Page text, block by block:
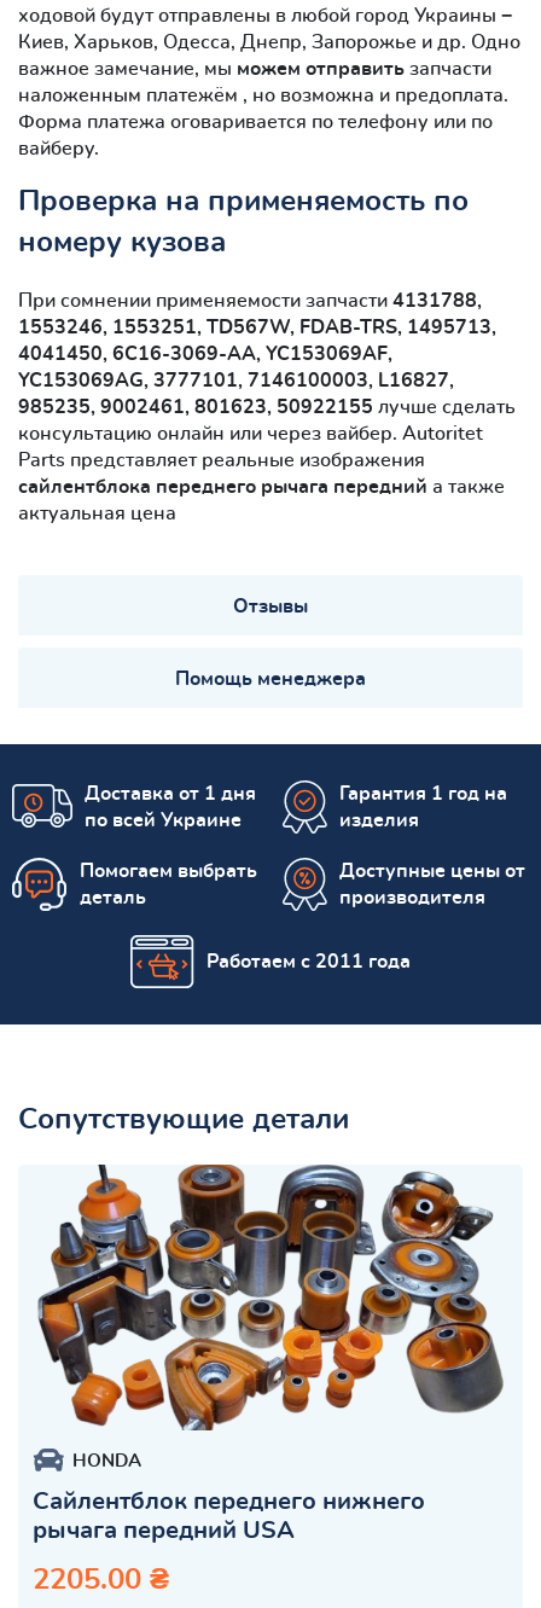
ходовой будут отправлены в любой город Украины −
Киев, Харьков, Одесса, Днепр, Запорожье и др. Одно
важное замечание, мы можем отправить запчасти
наложенным платежём , но возможна и предоплата.
Форма платежа оговаривается по телефону или по
вайберу.
Проверка на применяемость по
номеру кузова
При сомнении применяемости запчасти 4131788,
1553246, 1553251, TD567W, FDAB-TRS, 1495713,
4041450, 6C16-3069-AA, YC153069AF,
YC153069AG, 3777101, 7146100003, L16827,
985235, 9002461, 801623, 50922155 лучше сделать
консультацию онлайн или через вайбер. Autoritet
Parts представляет реальные изображения
сайлентблокa переднего рычага передний а также
актуальная цена
Отзывы
Помощь менеджера
Доставка от 1 дня
по всей Украине
Гарантия 1 год на
изделия
Помогаем выбрать
деталь
Доступные цены от
производителя
Работаем с 2011 года
Сопутствующие детали
HONDA
Сайлентблок переднего нижнего
рычага передний USA
2205.00 ₴